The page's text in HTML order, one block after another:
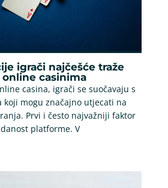
igrači najčešće traže
casinima
casina, igrači se suočavaju s
mogu značajno utjecati na
Prvi i često najvažniji faktor
platforme. V